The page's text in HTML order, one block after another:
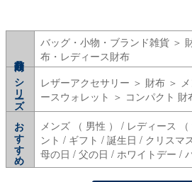
バッグ・小物・ブランド雑貨 ＞
布・レディース財布
シリーズ
レザーアクセサリー ＞ 財布 ＞
ースウォレット ＞ コンパクト 財
おすすめ
メンズ （ 男性 ） / レディース
ント / ギフト / 誕生日 / クリスマ
母の日 / 父の日 / ホワイトデー /